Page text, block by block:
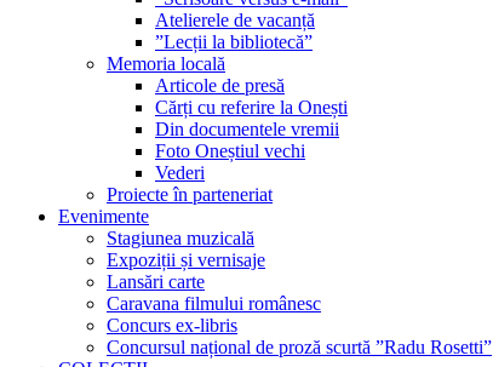
Atelierele de vacanță
”Lecții la bibliotecă”
Memoria locală
Articole de presă
Cărți cu referire la Onești
Din documentele vremii
Foto Oneștiul vechi
Vederi
Proiecte în parteneriat
Evenimente
Stagiunea muzicală
Expoziții și vernisaje
Lansări carte
Caravana filmului românesc
Concurs ex-libris
Concursul național de proză scurtă ”Radu Rosetti”